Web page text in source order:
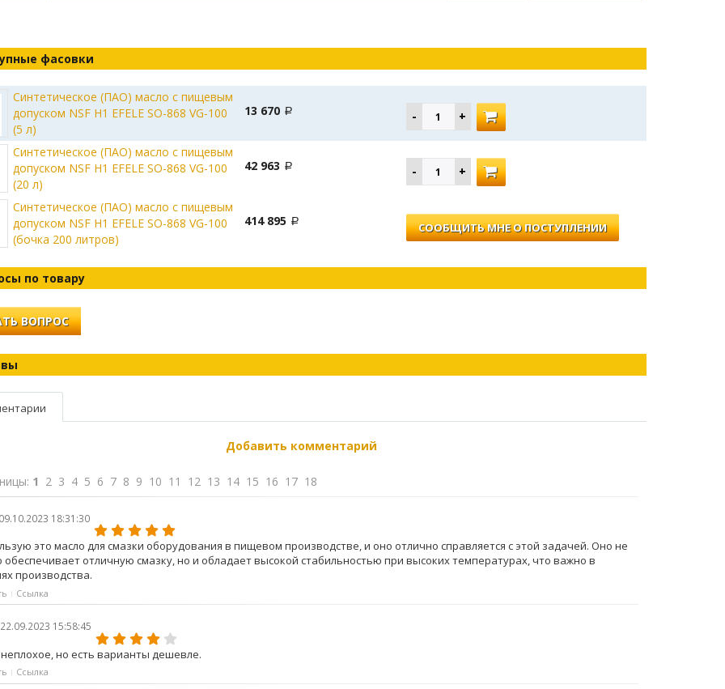
фасовки
Синтетическое (ПАО) масло с пищевым
допуском NSF H1 EFELE SO-868 VG-100
(5 л)
13 670
Синтетическое (ПАО) масло с пищевым
допуском NSF H1 EFELE SO-868 VG-100
(20 л)
42 963
Синтетическое (ПАО) масло с пищевым
допуском NSF H1 EFELE SO-868 VG-100
(бочка 200 литров)
414 895 СООБЩИТЬ МНЕ О ПОСТУПЛЕНИИ
по товару
ВОПРОС
Добавить комментарий
1 2 3 4 5 6 7 8 9 10 11 12 13 14 15 16 17 18
09.10.2023 18:31:30
это масло для смазки оборудования в пищевом производстве, и оно отлично справляется с этой задачей. Оно не
обеспечивает отличную смазку, но и обладает высокой стабильностью при высоких температурах, что важно в
производства.
Ссылка
22.09.2023 15:58:45
но есть варианты дешевле.
Ссылка